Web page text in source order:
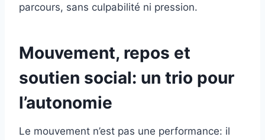
parcours, sans culpabilité ni pression.
Mouvement, repos et
soutien social: un trio pour
l’autonomie
Le mouvement n’est pas une performance: il